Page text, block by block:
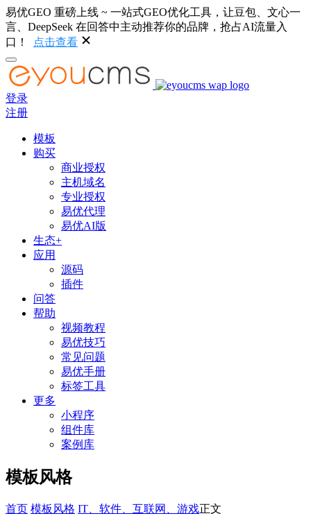
易优GEO 重磅上线 ~ 一站式GEO优化工具，让豆包、文心一
言、DeepSeek 在回答中主动推荐你的品牌，抢占AI流量入
口！
点击查看
登录
注册
模板
购买
商业授权
主机域名
专业授权
易优代理
易优AI版
生态+
应用
源码
插件
问答
帮助
视频教程
易优技巧
常见问题
易优手册
标签工具
更多
小程序
组件库
案例库
模板风格
首页 模板风格 IT、软件、互联网、游戏正文